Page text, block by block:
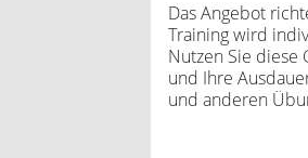
Das Angebot
Training wird
Nutzen Sie diese
und Ihre
und anderen